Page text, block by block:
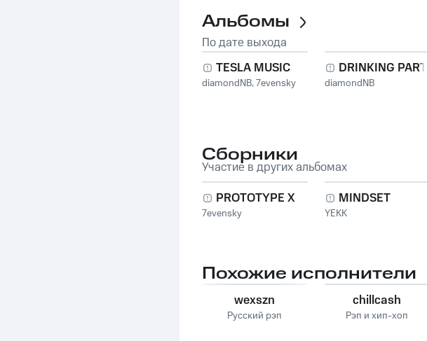
Альбомы
По дате выхода
TESLA MUSIC
diamondNB,7evensky
DRINKING PARTY
diamondNB
Сборники
Участие в других альбомах
PROTOTYPE X
7evensky
MINDSET
YEKK
Похожие исполнители
wexszn
Русский рэп
chillcash
Рэп и хип-хоп